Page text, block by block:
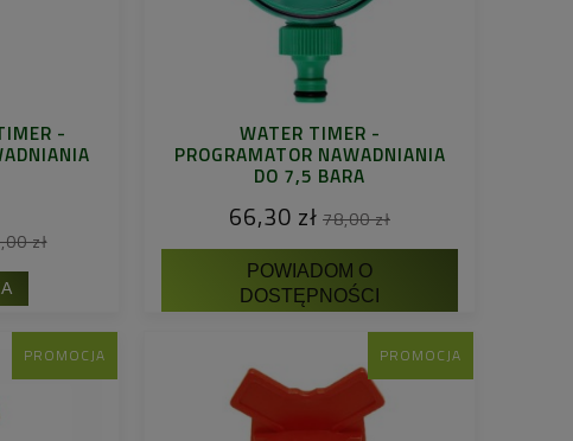
-
zł
WATER TIMER -
PROGRAMATOR NAWADNIANIA
DO 7,5 BARA
66,30 zł 78,00 zł
POWIADOM O
DOSTĘPNOŚCI
PROMOCJA PROMOCJA